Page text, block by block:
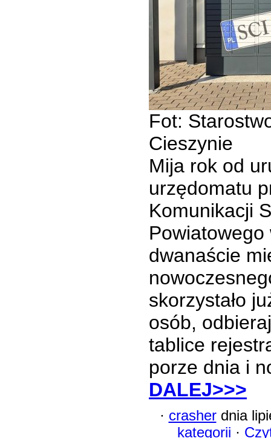
Fot:
Cieszynie
Mija rok od
urzędomatu
Komunikacji
dwanaście
skorzystało
osób,
tablice
porze dnia i
DALEJ>>>
· crasherdnia
kategorii ·